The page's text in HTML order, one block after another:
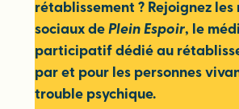
rétablissement ? Rejoignez les
sociaux de Plein Espoir, le
participatif dédié au
par et pour les personnes
trouble psychique.